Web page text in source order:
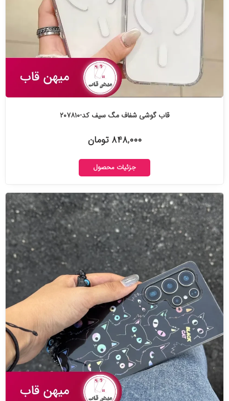
قاب گوشی شفاف مگ سیف کد-۲۰۷۸۱۰
۸۴۸,۰۰۰ تومان
جزئیات محصول